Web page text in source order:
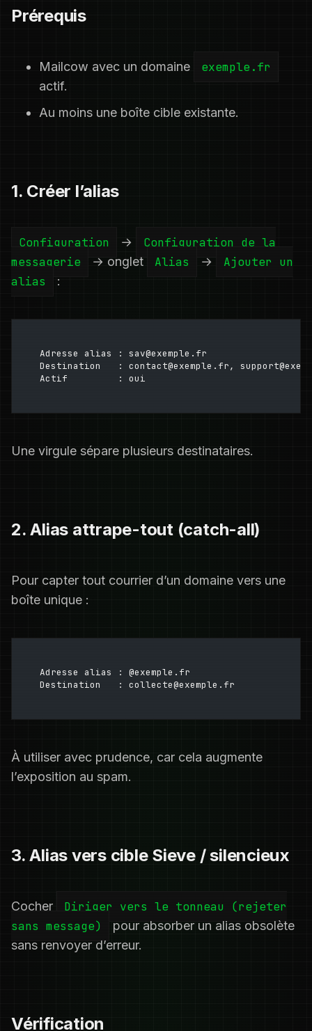
Prérequis
Mailcow avec un domaine exemple.fr
actif.
Au moins une boîte cible existante.
1. Créer l’alias
Configuration →
Configuration de la
messagerie
→ onglet Alias →
Ajouter un
alias
:
Adresse alias : sav@exemple.fr
Destination   : contact@exemple.fr,
Actif         : oui
Une virgule sépare plusieurs destinataires.
2. Alias attrape-tout (catch-all)
Pour capter tout courrier d’un domaine vers une
boîte unique :
Adresse alias : @exemple.fr
Destination   : collecte@exemple.fr
À utiliser avec prudence, car cela augmente
l’exposition au spam.
3. Alias vers cible Sieve / silencieux
Cocher
Diriger vers le tonneau (rejeter
sans message)
pour absorber un alias obsolète
sans renvoyer d’erreur.
Vérification